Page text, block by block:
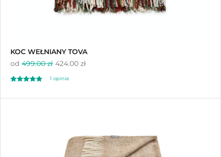
KOC WEŁNIANY TOVA
od
424.00 zł
499.00 zł
1 opinie